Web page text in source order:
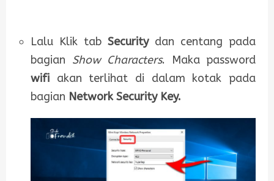
Lalu Klik tab Securitydan centang pada
bagian Show Characters. Maka password
wifi akan terlihat di dalam kotak pada
bagian Network Security Key.